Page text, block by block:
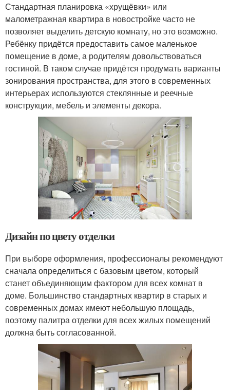
Стандартная планировка «хрущёвки» или
малометражная квартира в новостройке часто не
позволяет выделить детскую комнату, но это возможно.
Ребёнку придётся предоставить самое маленькое
помещение в доме, а родителям довольствоваться
гостиной. В таком случае придётся продумать варианты
зонирования пространства, для этого в современных
интерьерах используются стеклянные и реечные
конструкции, мебель и элементы декора.
Дизайн по цвету отделки
При выборе оформления, профессионалы рекомендуют
сначала определиться с базовым цветом, который
станет объединяющим фактором для всех комнат в
доме. Большинство стандартных квартир в старых и
современных домах имеют небольшую площадь,
поэтому палитра отделки для всех жилых помещений
должна быть согласованной.